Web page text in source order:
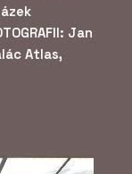
Jan
Atlas,